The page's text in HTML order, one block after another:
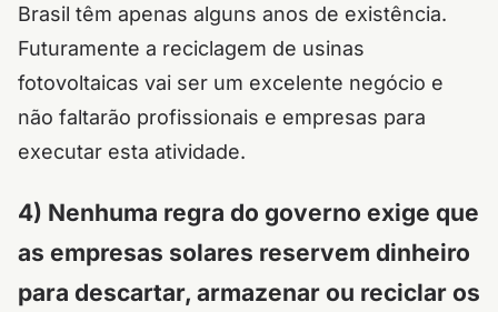
Brasil têm apenas alguns anos de existência.
Futuramente a reciclagem de usinas
fotovoltaicas vai ser um excelente negócio e
não faltarão profissionais e empresas para
executar esta atividade.
4) Nenhuma regra do governo exige que
as empresas solares reservem dinheiro
para descartar, armazenar ou reciclar os